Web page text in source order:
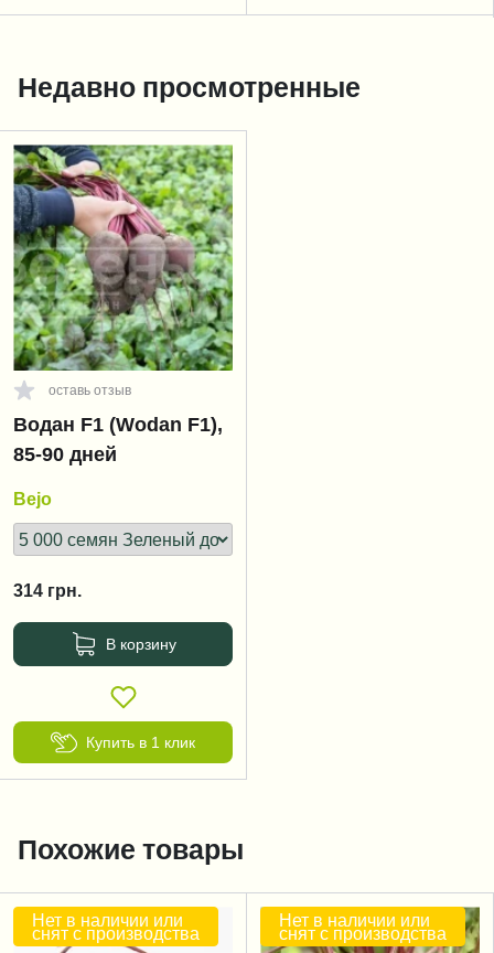
Недавно просмотренные
оставь отзыв
Водан F1 (Wodan F1),
85-90 дней
Bejo
314 грн.
В корзину
Купить в 1 клик
Похожие товары
Нет в наличии или
снят с производства
Нет в наличии или
снят с производства